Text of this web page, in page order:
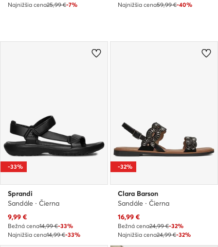
Najnižšia cena25,99 €-7%
Najnižšia cena59,99 €-40%
-33%
Sprandi
Sandále · Čierna
Aktuálna cena
9,99 €
Bežná cena14,99 €-33%
Najnižšia cena14,99 €-33%
-32%
Clara Barson
Sandále · Čierna
Aktuálna cena
16,99 €
Bežná cena24,99 €-32%
Najnižšia cena24,99 €-32%